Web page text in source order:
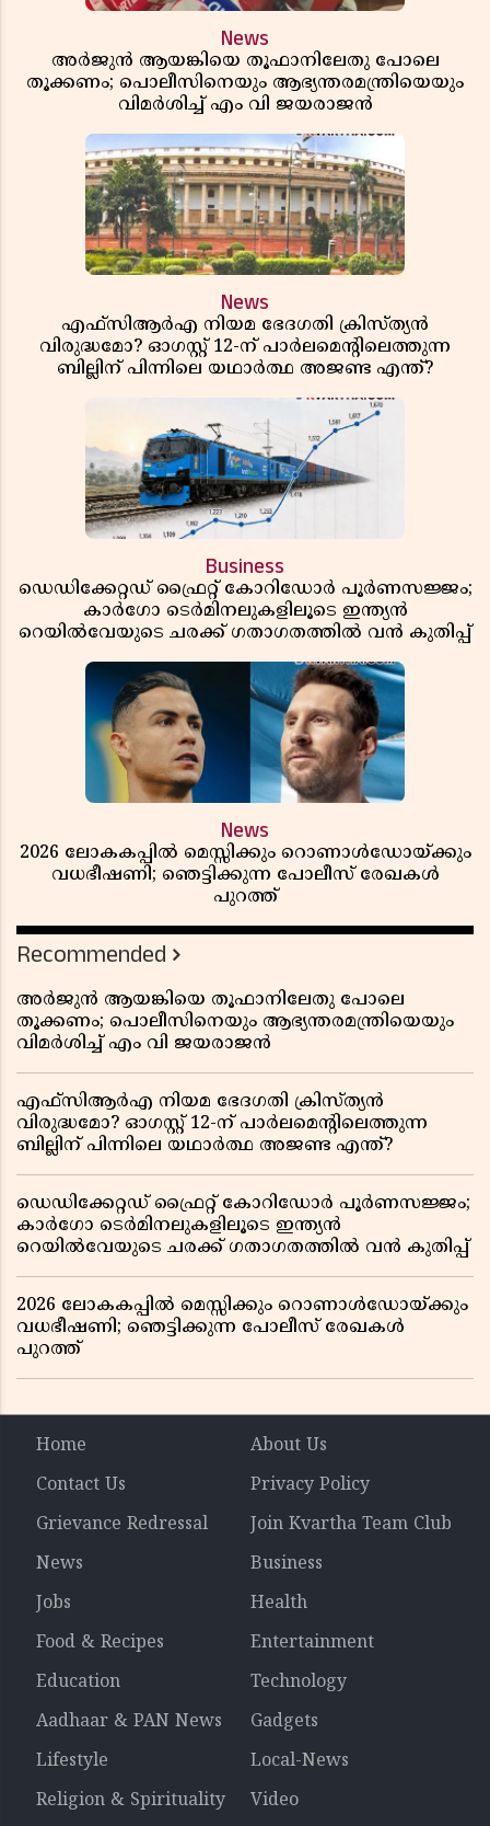
News
അർജുൻ ആയങ്കിയെ തൂഫാനിലേതു പോലെ
തൂക്കണം; പൊലീസിനെയും ആഭ്യന്തരമന്ത്രിയെയും
വിമർശിച്ച് എം വി ജയരാജൻ
News
എഫ്സിആർഎ നിയമ ഭേദഗതി ക്രിസ്ത്യൻ
വിരുദ്ധമോ? ഓഗസ്റ്റ് 12-ന് പാർലമെന്റിലെത്തുന്ന
ബില്ലിന് പിന്നിലെ യഥാർത്ഥ അജണ്ട എന്ത്?
Business
ഡെഡിക്കേറ്റഡ് ഫ്രൈറ്റ് കോറിഡോർ പൂർണസജ്ജം;
കാർഗോ ടെർമിനലുകളിലൂടെ ഇന്ത്യൻ
റെയിൽവേയുടെ ചരക്ക് ഗതാഗതത്തിൽ വൻ കുതിപ്പ്
News
2026 ലോകകപ്പിൽ മെസ്സിക്കും റൊണാൾഡോയ്ക്കും
വധഭീഷണി; ഞെട്ടിക്കുന്ന പോലീസ് രേഖകൾ
പുറത്ത്
Recommended
അർജുൻ ആയങ്കിയെ തൂഫാനിലേതു പോലെ
തൂക്കണം; പൊലീസിനെയും ആഭ്യന്തരമന്ത്രിയെയും
വിമർശിച്ച് എം വി ജയരാജൻ
എഫ്സിആർഎ നിയമ ഭേദഗതി ക്രിസ്ത്യൻ
വിരുദ്ധമോ? ഓഗസ്റ്റ് 12-ന് പാർലമെന്റിലെത്തുന്ന
ബില്ലിന് പിന്നിലെ യഥാർത്ഥ അജണ്ട എന്ത്?
ഡെഡിക്കേറ്റഡ് ഫ്രൈറ്റ് കോറിഡോർ പൂർണസജ്ജം;
കാർഗോ ടെർമിനലുകളിലൂടെ ഇന്ത്യൻ
റെയിൽവേയുടെ ചരക്ക് ഗതാഗതത്തിൽ വൻ കുതിപ്പ്
2026 ലോകകപ്പിൽ മെസ്സിക്കും റൊണാൾഡോയ്ക്കും
വധഭീഷണി; ഞെട്ടിക്കുന്ന പോലീസ് രേഖകൾ
പുറത്ത്
Home
About Us
Contact Us
Privacy Policy
Grievance Redressal
Join Kvartha Team Club
News
Business
Jobs
Health
Food & Recipes
Entertainment
Education
Technology
Aadhaar & PAN News
Gadgets
Lifestyle
Local-News
Religion & Spirituality
Video